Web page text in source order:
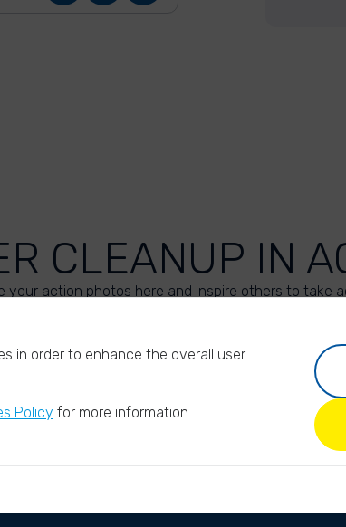
CLEANUP IN
your action photos here and inspire others to take
in order to enhance the overall user
Policy for more information.